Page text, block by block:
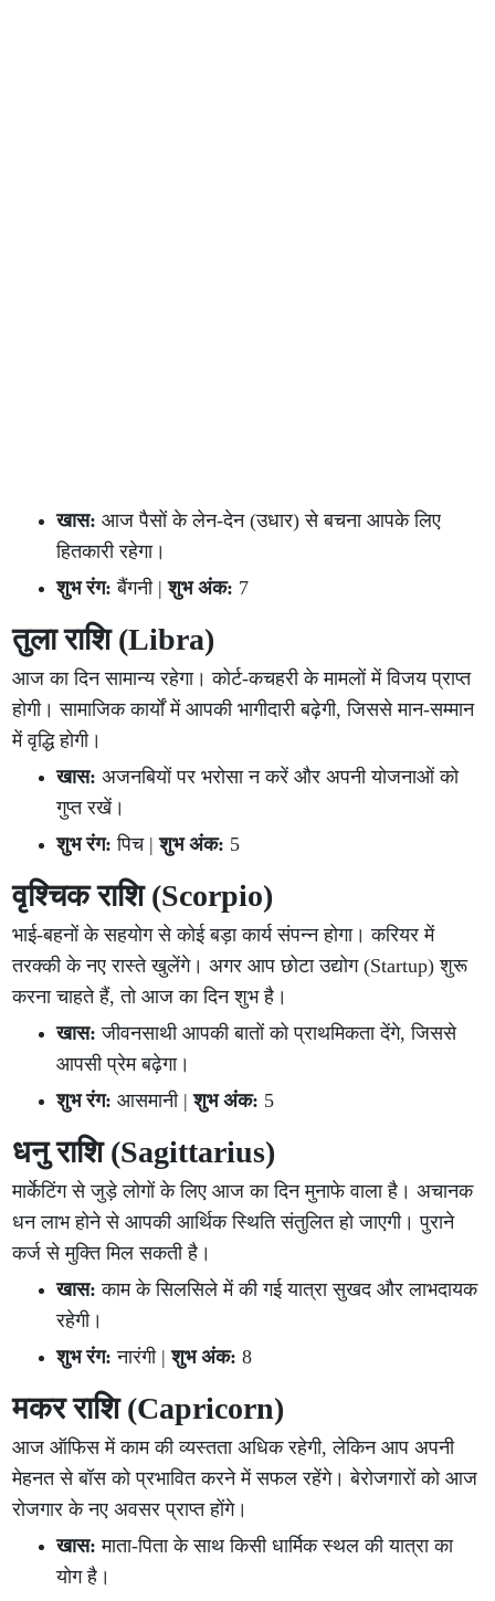
खास: आज पैसों के लेन-देन (उधार) से बचना आपके लिए
हितकारी रहेगा।
शुभ रंग: बैंगनी |शुभ अंक: 7
तुला राशि (Libra)
आज का दिन सामान्य रहेगा। कोर्ट-कचहरी के मामलों में विजय प्राप्त
होगी। सामाजिक कार्यों में आपकी भागीदारी बढ़ेगी, जिससे मान-सम्मान
में वृद्धि होगी।
खास: अजनबियों पर भरोसा न करें और अपनी योजनाओं को
गुप्त रखें।
शुभ रंग: पिच |शुभ अंक: 5
वृश्चिक राशि (Scorpio)
भाई-बहनों के सहयोग से कोई बड़ा कार्य संपन्न होगा। करियर में
तरक्की के नए रास्ते खुलेंगे। अगर आप छोटा उद्योग (Startup) शुरू
करना चाहते हैं, तो आज का दिन शुभ है।
खास: जीवनसाथी आपकी बातों को प्राथमिकता देंगे, जिससे
आपसी प्रेम बढ़ेगा।
शुभ रंग: आसमानी |शुभ अंक: 5
धनु राशि (Sagittarius)
मार्केटिंग से जुड़े लोगों के लिए आज का दिन मुनाफे वाला है। अचानक
धन लाभ होने से आपकी आर्थिक स्थिति संतुलित हो जाएगी। पुराने
कर्ज से मुक्ति मिल सकती है।
खास: काम के सिलसिले में की गई यात्रा सुखद और लाभदायक
रहेगी।
शुभ रंग: नारंगी |शुभ अंक: 8
मकर राशि (Capricorn)
आज ऑफिस में काम की व्यस्तता अधिक रहेगी, लेकिन आप अपनी
मेहनत से बॉस को प्रभावित करने में सफल रहेंगे। बेरोजगारों को आज
रोजगार के नए अवसर प्राप्त होंगे।
खास: माता-पिता के साथ किसी धार्मिक स्थल की यात्रा का
योग है।